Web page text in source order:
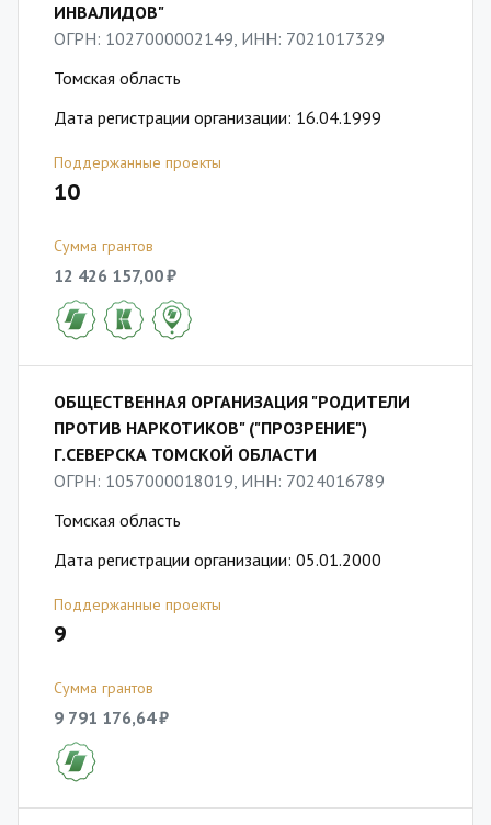
ИНВАЛИДОВ"
ОГРН: 1027000002149, ИНН: 7021017329
Томская область
Дата регистрации организации: 16.04.1999
Поддержанные проекты
10
Сумма грантов
12 426 157,00 ₽
ОБЩЕСТВЕННАЯ ОРГАНИЗАЦИЯ "РОДИТЕЛИ
ПРОТИВ НАРКОТИКОВ" ("ПРОЗРЕНИЕ")
Г.СЕВЕРСКА ТОМСКОЙ ОБЛАСТИ
ОГРН: 1057000018019, ИНН: 7024016789
Томская область
Дата регистрации организации: 05.01.2000
Поддержанные проекты
9
Сумма грантов
9 791 176,64 ₽